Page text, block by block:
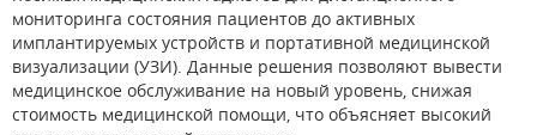
мониторинга состояния пациентов до активных
имплантируемых устройств и портативной медицинской
визуализации (УЗИ). Данные решения позволяют вывести
медицинское обслуживание на новый уровень, снижая
стоимость медицинской помощи, что объясняет высокий